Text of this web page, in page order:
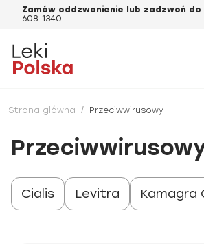
Zamów oddzwonienie lub zadzwoń do
608-1340
Strona główna / Przeciwwirusowy
Cialis Levitra Kamagra